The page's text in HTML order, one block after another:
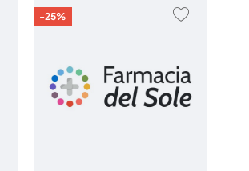
AGGIUNGI
PREFERITI
-25%